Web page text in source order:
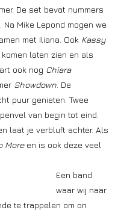
De set bevat nummers
Mike Lepond mogen we
met Iliana. Ook Kassy
laten zien en als
ook nog Chiara
Showdown . De
puur genieten. Twee
van begin tot eind.
laat je verbluft achter. Als
Moreen is ook deze veel
Een band
waar wij naar
te trappelen om on